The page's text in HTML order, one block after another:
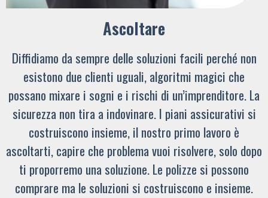
Ascoltare
Diffidiamo da sempre delle soluzioni facili perché non
esistono due clienti uguali, algoritmi magici che
possano mixare i sogni e i rischi di un’imprenditore. La
sicurezza non tira a indovinare. I piani assicurativi si
costruiscono insieme, il nostro primo lavoro è
ascoltarti, capire che problema vuoi risolvere, solo dopo
ti proporremo una soluzione. Le polizze si possono
comprare ma le soluzioni si costruiscono e insieme.